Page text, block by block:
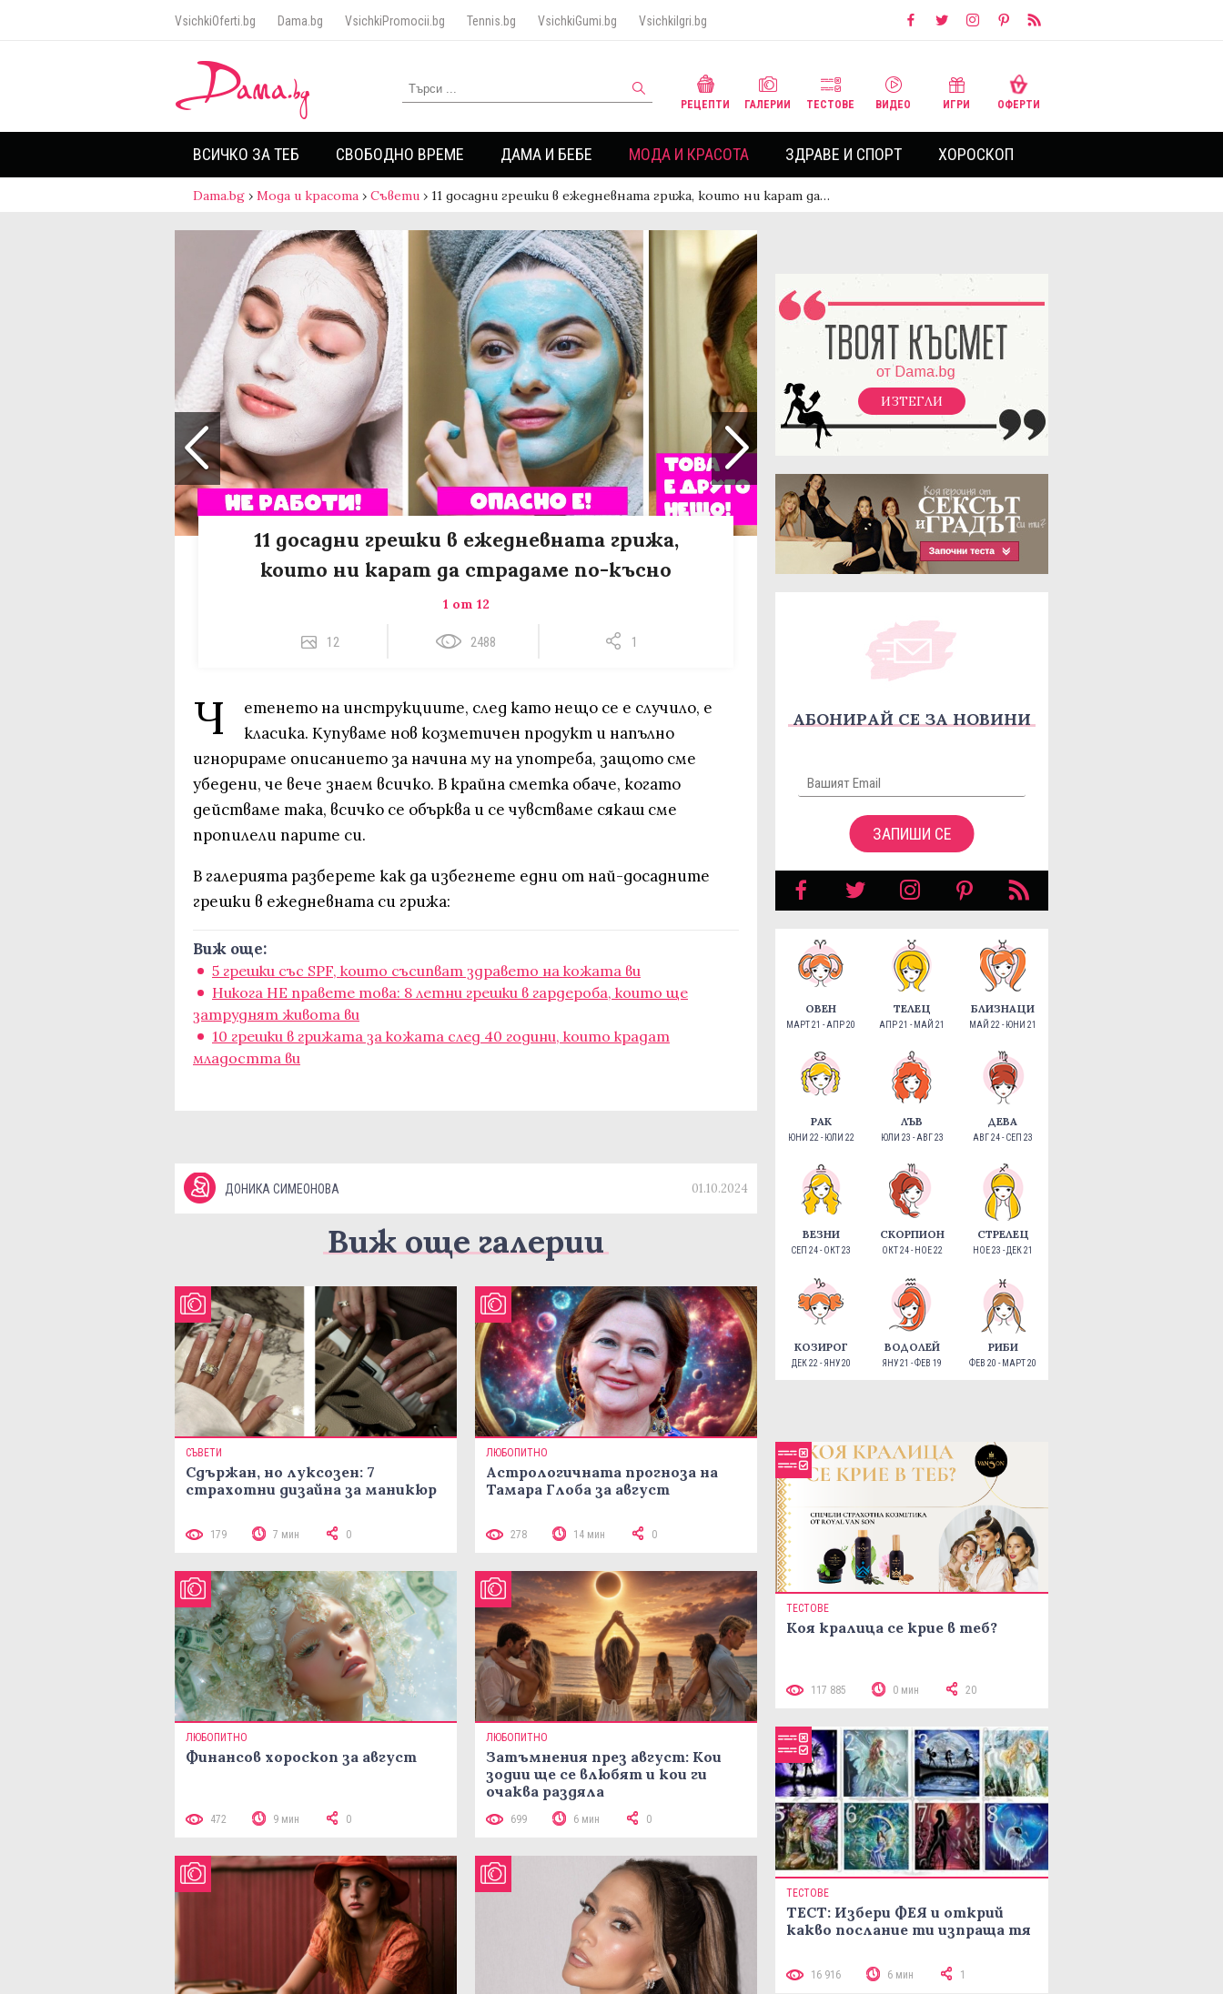
VsichkiOferti.bg Dama.bg VsichkiPromocii.bg Tennis.bg VsichkiGumi.bg VsichkiIgri.bg
РЕЦЕПТИ ГАЛЕРИИ ТЕСТОВЕ ВИДЕО ИГРИ ОФЕРТИ
ВСИЧКО ЗА ТЕБ СВОБОДНО ВРЕМЕ ДАМА И БЕБЕ МОДА И КРАСОТА ЗДРАВЕ И СПОРТ ХОРОСКОП
Dama.bg › Мода и красота › Съвети › 11 досадни грешки в ежедневната грижа, които ни карат да…
11 досадни грешки в ежедневната грижа,
които ни карат да страдаме по-късно
1 от 12
12 2488 1
Ч
етенето на инструкциите, след като нещо се е случило, е
класика. Купуваме нов козметичен продукт и напълно
игнорираме описанието за начина му на употреба, защото сме
убедени, че вече знаем всичко. В крайна сметка обаче, когато
действаме така, всичко се обърква и се чувстваме сякаш сме
пропилели парите си.
В галерията разберете как да избегнете едни от най-досадните
грешки в ежедневната си грижа:
Виж още:
5 грешки със SPF, които съсипват здравето на кожата ви
Никога НЕ правете това: 8 летни грешки в гардероба, които ще
затруднят живота ви
10 грешки в грижата за кожата след 40 години, които крадат
младостта ви
ДОНИКА СИМЕОНОВА 01.10.2024
Виж още галерии
СЪВЕТИ
Сдържан, но луксозен: 7
страхотни дизайна за маникюр
179 7 мин 0
ЛЮБОПИТНО
Астрологичната прогноза на
Тамара Глоба за август
278 14 мин 0
ЛЮБОПИТНО
Финансов хороскоп за август
472 9 мин 0
ЛЮБОПИТНО
Затъмнения през август: Кои
зодии ще се влюбят и кои ги
очаква раздяла
699 6 мин 0
ИЗТЕГЛИ
АБОНИРАЙ СЕ ЗА НОВИНИ
ЗАПИШИ СЕ
ОВЕН
МАРТ 21 - АПР 20
ТЕЛЕЦ
АПР 21 - МАЙ 21
БЛИЗНАЦИ
МАЙ 22 - ЮНИ 21
РАК
ЮНИ 22 - ЮЛИ 22
ЛЪВ
ЮЛИ 23 - АВГ 23
ДЕВА
АВГ 24 - СЕП 23
ВЕЗНИ
СЕП 24 - ОКТ 23
СКОРПИОН
ОКТ 24 - НОЕ 22
СТРЕЛЕЦ
НОЕ 23 - ДЕК 21
КОЗИРОГ
ДЕК 22 - ЯНУ 20
ВОДОЛЕЙ
ЯНУ 21 - ФЕВ 19
РИБИ
ФЕВ 20 - МАРТ 20
ТЕСТОВЕ
Коя кралица се крие в теб?
117 885 0 мин 20
ТЕСТОВЕ
ТЕСТ: Избери ФЕЯ и открий
какво послание ти изпраща тя
16 916 6 мин 1